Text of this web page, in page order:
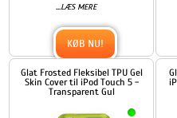
...LÆS MERE
KØB NU!
Glat Frosted Fleksibel TPU Gel
Skin Cover til iPod Touch 5 -
Transparent Gul